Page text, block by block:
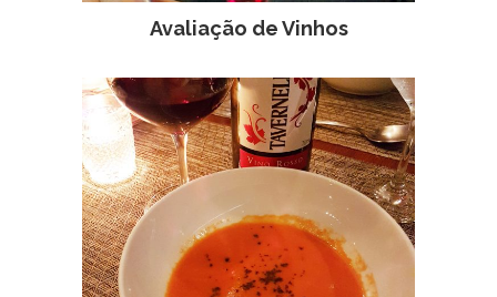
Avaliação de Vinhos